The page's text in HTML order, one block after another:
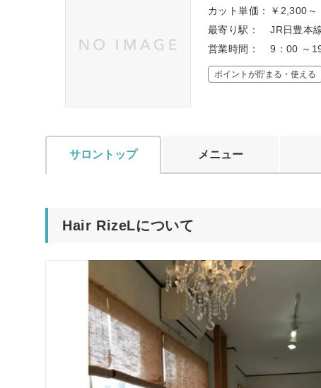
カット単価：
￥2,300～
最寄り駅：
JR日豊本
営業時間：
9：00 ～
ポイントが貯まる・使える
サロントップ メニュー
Hair RizeLについて